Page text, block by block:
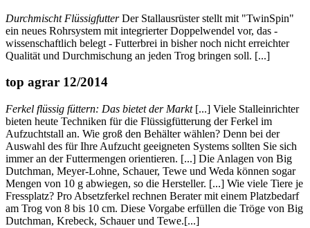
Durchmischt FlüssigfutterDer Stallausrüster stellt mit "TwinSpin"
ein neues Rohrsystem mit integrierter Doppelwendel vor, das -
wissenschaftlich belegt - Futterbrei in bisher noch nicht erreichter
Qualität und Durchmischung an jeden Trog bringen soll. [...]
top agrar 12/2014
Ferkel flüssig füttern: Das bietet der Markt[...] Viele Stalleinrichter
bieten heute Techniken für die Flüssigfütterung der Ferkel im
Aufzuchtstall an. Wie groß den Behälter wählen? Denn bei der
Auswahl des für Ihre Aufzucht geeigneten Systems sollten Sie sich
immer an der Futtermengen orientieren. [...] Die Anlagen von Big
Dutchman, Meyer-Lohne, Schauer, Tewe und Weda können sogar
Mengen von 10 g abwiegen, so die Hersteller. [...] Wie viele Tiere je
Fressplatz? Pro Absetzferkel rechnen Berater mit einem Platzbedarf
am Trog von 8 bis 10 cm. Diese Vorgabe erfüllen die Tröge von Big
Dutchman, Krebeck, Schauer und Tewe.[...]